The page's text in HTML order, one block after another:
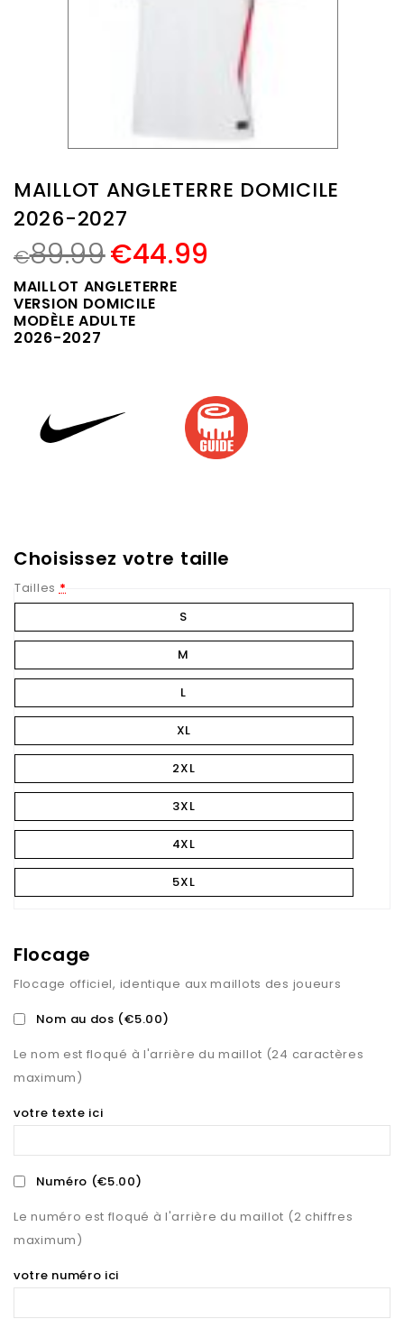
MAILLOT ANGLETERRE DOMICILE
2026-2027
€89.99€44.99
MAILLOT ANGLETERRE
VERSION DOMICILE
MODÈLE ADULTE
2026-2027
Choisissez votre taille
Tailles *
S
M
L
XL
2XL
3XL
4XL
5XL
Flocage
Flocage officiel, identique aux maillots des joueurs
Nom au dos (€5.00)
Le nom est floqué à l'arrière du maillot (24 caractères
maximum)
votre texte ici
Numéro (€5.00)
Le numéro est floqué à l'arrière du maillot (2 chiffres
maximum)
votre numéro ici